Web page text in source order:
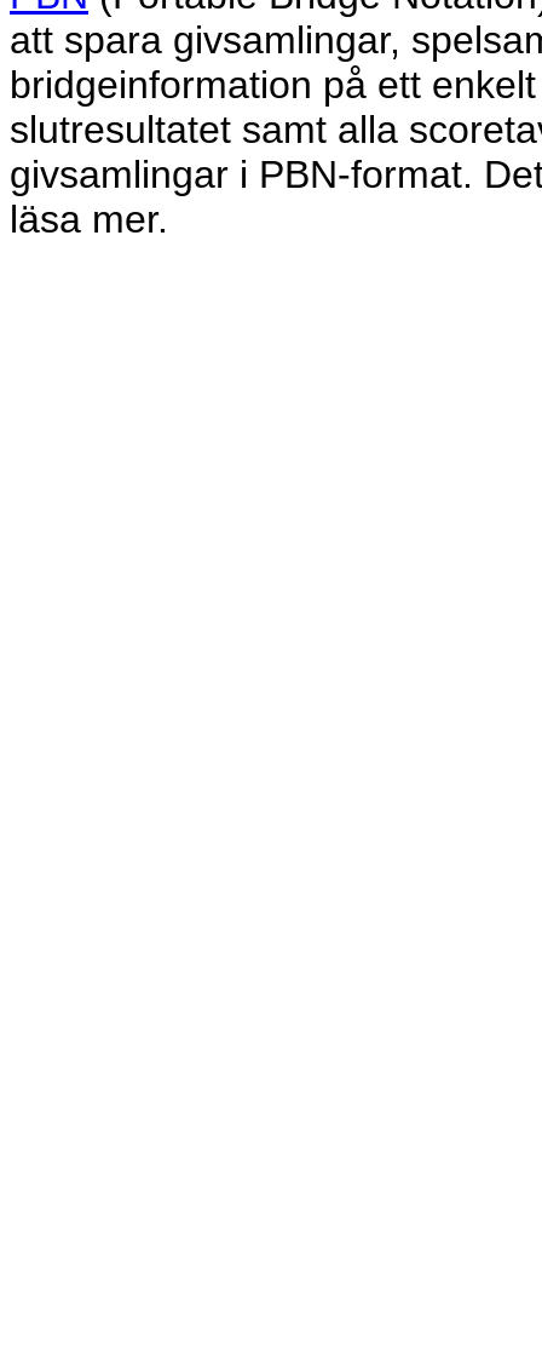
att spara givsamlingar,
bridgeinformation på ett
slutresultatet samt alla
givsamlingar i PBN-format.
läsa mer.